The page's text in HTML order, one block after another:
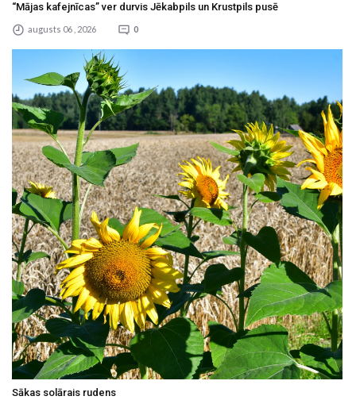
“Mājas kafejnīcas” ver durvis Jēkabpils un Krustpils pusē
augusts 06 , 2026 0
Sākas solārais rudens